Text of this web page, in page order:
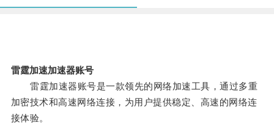
雷霆加速加速器账号
雷霆加速器账号是一款领先的网络加速工具，通过多重
加密技术和高速网络连接，为用户提供稳定、高速的网络连
接体验。